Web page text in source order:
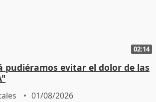
02:14
pudiéramos evitar el dolor de las
01/08/2026